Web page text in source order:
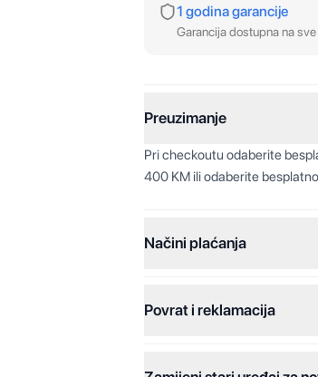
1 godina garancije
Garancija dostupna na
Preuzimanje
Pri checkoutu odaberite
400 KM ili odaberite
Načini plaćanja
Jednokratna plaćanja:
Povrat i reklamacija